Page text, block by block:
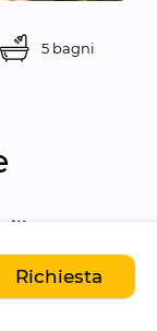
5 bagni
nel
la vivace
Richiesta